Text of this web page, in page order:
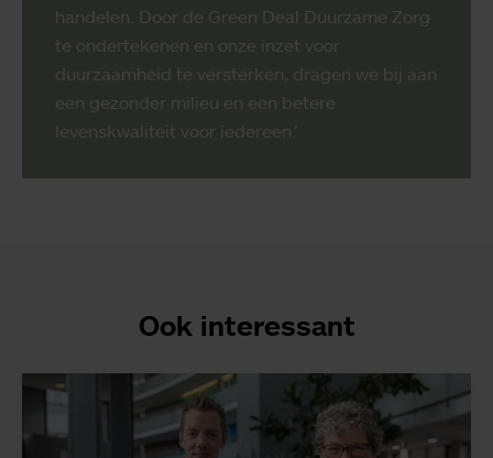
handelen. Door de Green Deal Duurzame Zorg
te ondertekenen en onze inzet voor
duurzaamheid te versterken, dragen we bij aan
een gezonder milieu en een betere
levenskwaliteit voor iedereen.’
Ook interessant